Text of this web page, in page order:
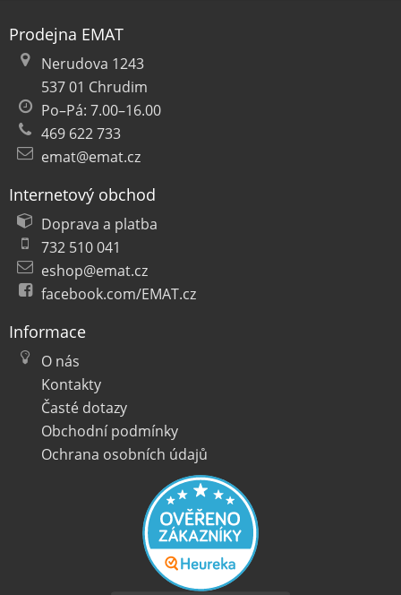
Prodejna EMAT
Nerudova 1243
537 01 Chrudim
Po–Pá: 7.00–16.00
469 622 733
emat@emat.cz
Internetový obchod
Doprava a platba
732 510 041
eshop@emat.cz
facebook.com/EMAT.cz
Informace
O nás
Kontakty
Časté dotazy
Obchodní podmínky
Ochrana osobních údajů